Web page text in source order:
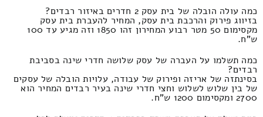
כמה עולה הובלה של בית עסק 2 חדרים באיזור רבדים?
בזיווג פירוק והרכבת בית עסק, המחיר להעברת בית עסק
מקסימום 50 מטר רבוע המחירון זהו 1850 וזה מגיע עד 100
ש"ח.
כמה תשלמו על העברה של עסק שלושה חדרי שינה בסביבת
רבדים?
בסינתזה של אריזה ופירוק של עבודה, עלויות הובלה של עסקים
של בין שלוש לשלוש וחצי חדרי שינה בעיר רבדים המחיר הוא
2700 ומקסימום 1200 ש"ח.